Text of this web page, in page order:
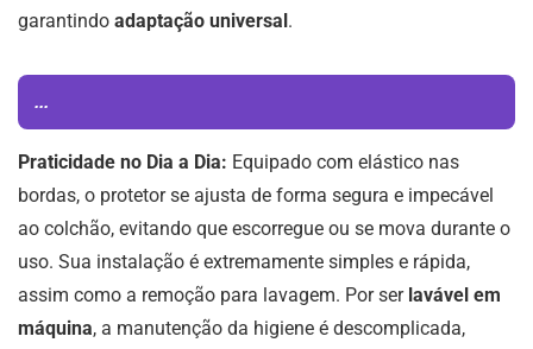
garantindo adaptação universal.
...
Praticidade no Dia a Dia: Equipado com elástico nas
bordas, o protetor se ajusta de forma segura e impecável
ao colchão, evitando que escorregue ou se mova durante o
uso. Sua instalação é extremamente simples e rápida,
assim como a remoção para lavagem. Por ser lavável em
máquina, a manutenção da higiene é descomplicada,